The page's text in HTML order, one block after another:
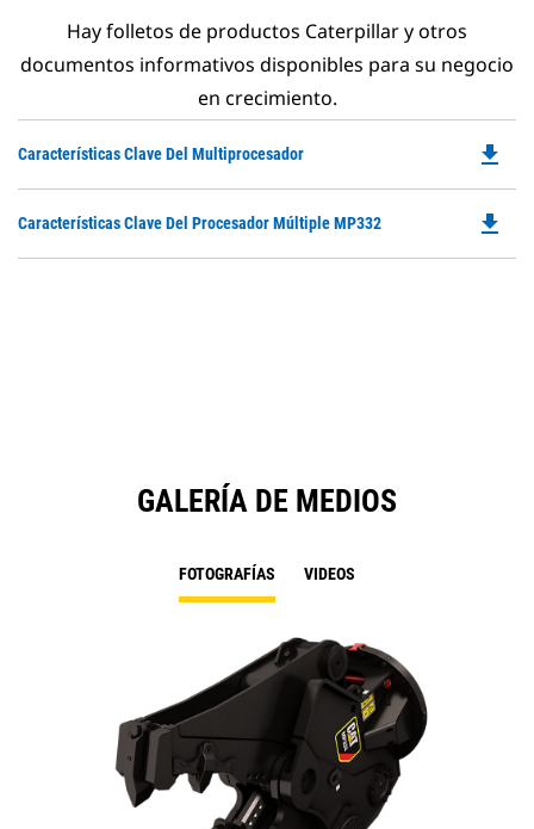
Hay folletos de productos Caterpillar y otros
documentos informativos disponibles para su negocio
en crecimiento.
Características Clave Del Multiprocesador
a
file_download
Características Clave Del Procesador Múltiple MP332 file_download
GALERÍA DE MEDIOS
FOTOGRAFÍAS VIDEOS